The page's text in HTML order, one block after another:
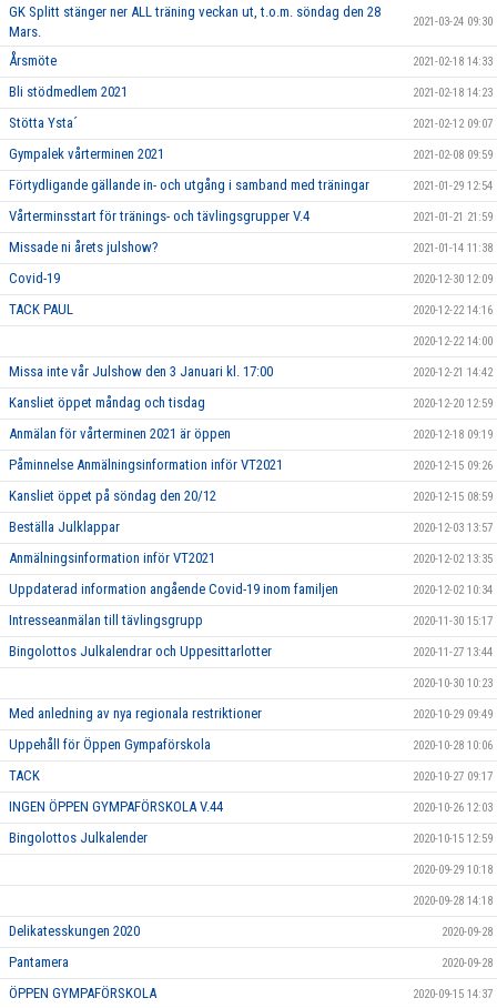
GK Splitt stänger ner ALL träning veckan ut, t.o.m. söndag den 28
Mars.
2021-03-24 09:30
Årsmöte 2021-02-18 14:33
Bli stödmedlem 2021 2021-02-18 14:23
Stötta Ysta´ 2021-02-12 09:07
Gympalek vårterminen 2021 2021-02-08 09:59
Förtydligande gällande in- och utgång i samband med träningar 2021-01-29 12:54
Vårterminsstart för tränings- och tävlingsgrupper V.4 2021-01-21 21:59
Missade ni årets julshow? 2021-01-14 11:38
Covid-19 2020-12-30 12:09
TACK PAUL 2020-12-22 14:16
2020-12-22 14:00
Missa inte vår Julshow den 3 Januari kl. 17:00 2020-12-21 14:42
Kansliet öppet måndag och tisdag 2020-12-20 12:59
Anmälan för vårterminen 2021 är öppen 2020-12-18 09:19
Påminnelse Anmälningsinformation inför VT2021 2020-12-15 09:26
Kansliet öppet på söndag den 20/12 2020-12-15 08:59
Beställa Julklappar 2020-12-03 13:57
Anmälningsinformation inför VT2021 2020-12-02 13:35
Uppdaterad information angående Covid-19 inom familjen 2020-12-02 10:34
Intresseanmälan till tävlingsgrupp 2020-11-30 15:17
Bingolottos Julkalendrar och Uppesittarlotter 2020-11-27 13:44
2020-10-30 10:23
Med anledning av nya regionala restriktioner 2020-10-29 09:49
Uppehåll för Öppen Gympaförskola 2020-10-28 10:06
TACK 2020-10-27 09:17
INGEN ÖPPEN GYMPAFÖRSKOLA V.44 2020-10-26 12:03
Bingolottos Julkalender 2020-10-15 12:59
2020-09-29 10:18
2020-09-28 14:18
Delikatesskungen 2020 2020-09-28
Pantamera 2020-09-28
ÖPPEN GYMPAFÖRSKOLA 2020-09-15 14:37